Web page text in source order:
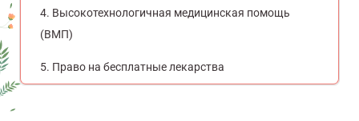
Высокотехнологичная медицинская помощь
(ВМП)
Право на бесплатные лекарства